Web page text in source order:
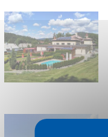
Atrakce
Mapa
O Jeseníkách